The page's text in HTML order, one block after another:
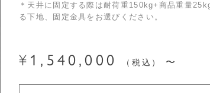
＊天井に固定する際は耐荷重150kg+商品重量
る下地、固定金具をお選びください。
¥ 1,540,000 税込